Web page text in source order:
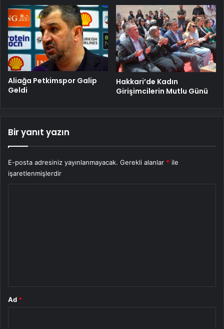
Aliağa Petkimspor Galip
Geldi
Hakkari’de Kadın
Girişimcilerin Mutlu Günü
Bir yanıt yazın
E-posta adresiniz yayınlanmayacak. Gerekli alanlar * ile
işaretlenmişlerdir
Ad *